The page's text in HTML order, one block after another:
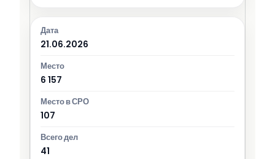
21.06.2026
6 157
107
41